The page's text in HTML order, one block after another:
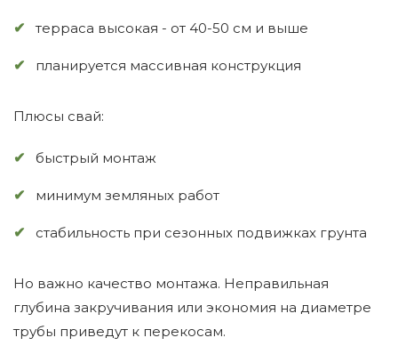
терраса высокая - от 40-50 см и выше
планируется массивная конструкция
Плюсы свай:
быстрый монтаж
минимум земляных работ
стабильность при сезонных подвижках грунта
Но важно качество монтажа. Неправильная
глубина закручивания или экономия на диаметре
трубы приведут к перекосам.